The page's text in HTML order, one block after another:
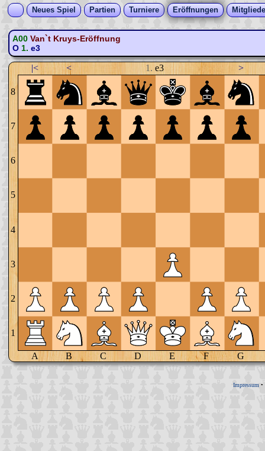
Neues Spiel Partien Turniere Eröffnungen
A00 Van`t Kruys-Eröffnung
O1. e3
|< < 1. e3 >
8
7
6
5
4
3
2
1
A B C D E F G
Impressum •